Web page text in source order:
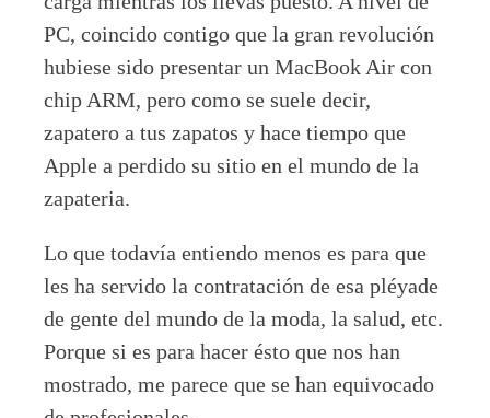
PC, coincido contigo que la gran revolución
hubiese sido presentar un MacBook Air con
chip ARM, pero como se suele decir,
zapatero a tus zapatos y hace tiempo que
Apple a perdido su sitio en el mundo de la
zapateria.
Lo que todavía entiendo menos es para que
les ha servido la contratación de esa pléyade
de gente del mundo de la moda, la salud, etc.
Porque si es para hacer ésto que nos han
mostrado, me parece que se han equivocado